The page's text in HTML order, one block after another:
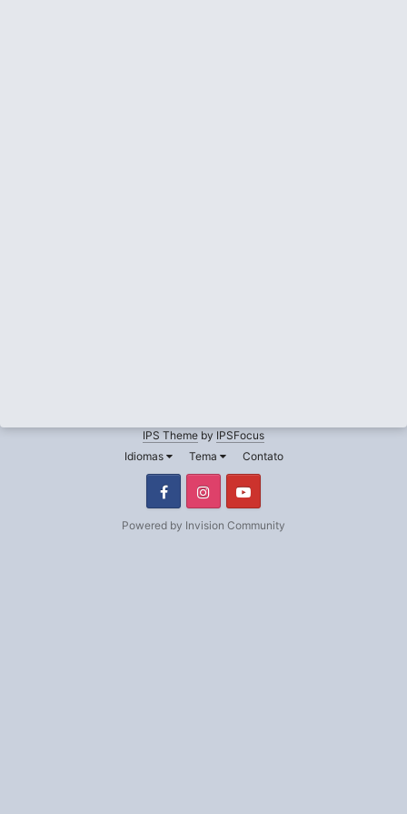
IPS Theme by IPSFocus
Idiomas
Tema Contato
FacebookInstagram
Powered by Invision Community